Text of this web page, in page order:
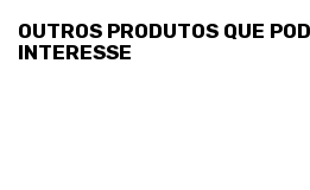
OUTROS PRODUTOS QUE
INTERESSE